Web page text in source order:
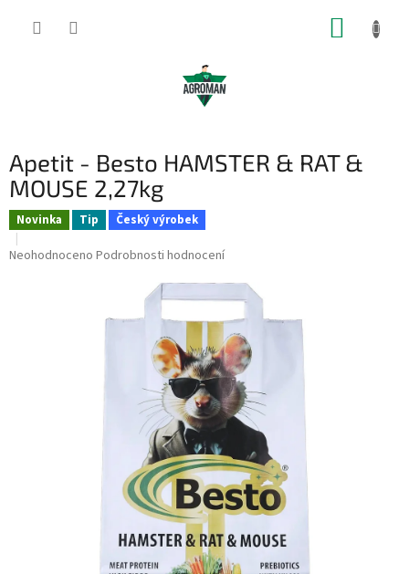
Apetit - Besto HAMSTER & RAT &
MOUSE 2,27kg
Novinka Tip Český výrobek
Průměrné
Neohodnoceno Podrobnosti hodnocení